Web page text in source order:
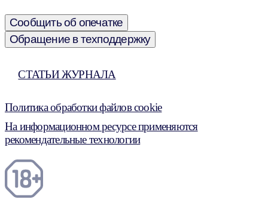
Сообщить об опечатке
Обращение в техподдержку
СТАТЬИ ЖУРНАЛА
Политика обработки файлов cookie
На информационном ресурсе применяются
рекомендательные технологии